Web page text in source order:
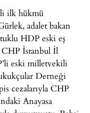
ilk hükmü
adalet bakan
HDP eski eş
CHP İstanbul İl
eski milletvekili
Derneği
cezalarıyla CHP
Anayasa